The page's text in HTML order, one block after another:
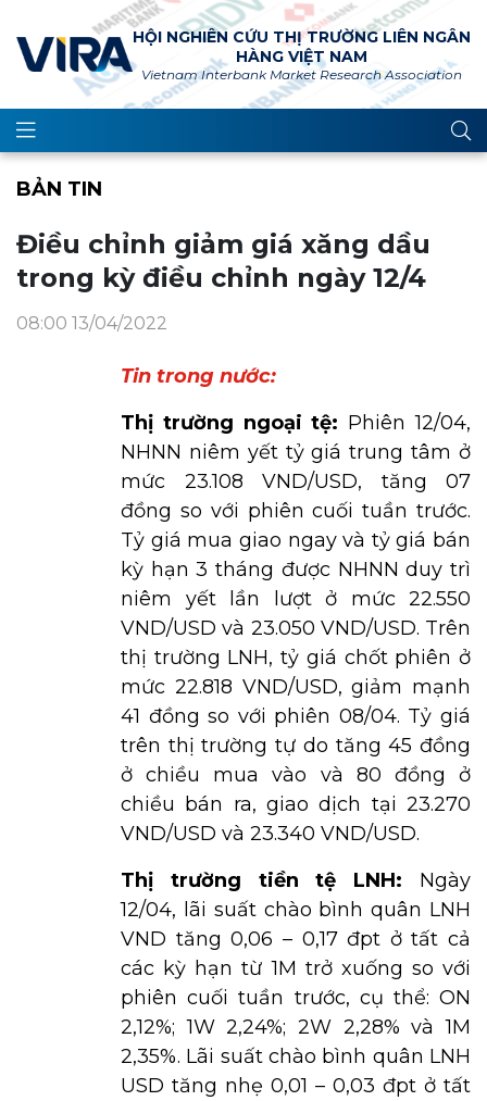
HỘI NGHIÊN CỨU THỊ TRƯỜNG LIÊN NGÂN
HÀNG VIỆT NAM
Vietnam Interbank Market Research Association
BẢN TIN
Điều chỉnh giảm giá xăng dầu
trong kỳ điều chỉnh ngày 12/4
08:00 13/04/2022
Tin trong nước:
Thị trường ngoại tệ: Phiên 12/04,
NHNN niêm yết tỷ giá trung tâm ở
mức 23.108 VND/USD, tăng 07
đồng so với phiên cuối tuần trước.
Tỷ giá mua giao ngay và tỷ giá bán
kỳ hạn 3 tháng được NHNN duy trì
niêm yết lần lượt ở mức 22.550
VND/USD và 23.050 VND/USD. Trên
thị trường LNH, tỷ giá chốt phiên ở
mức 22.818 VND/USD, giảm mạnh
41 đồng so với phiên 08/04. Tỷ giá
trên thị trường tự do tăng 45 đồng
ở chiều mua vào và 80 đồng ở
chiều bán ra, giao dịch tại 23.270
VND/USD và 23.340 VND/USD.
Thị trường tiền tệ LNH: Ngày
12/04, lãi suất chào bình quân LNH
VND tăng 0,06 – 0,17 đpt ở tất cả
các kỳ hạn từ 1M trở xuống so với
phiên cuối tuần trước, cụ thể: ON
2,12%; 1W 2,24%; 2W 2,28% và 1M
2,35%. Lãi suất chào bình quân LNH
USD tăng nhẹ 0,01 – 0,03 đpt ở tất